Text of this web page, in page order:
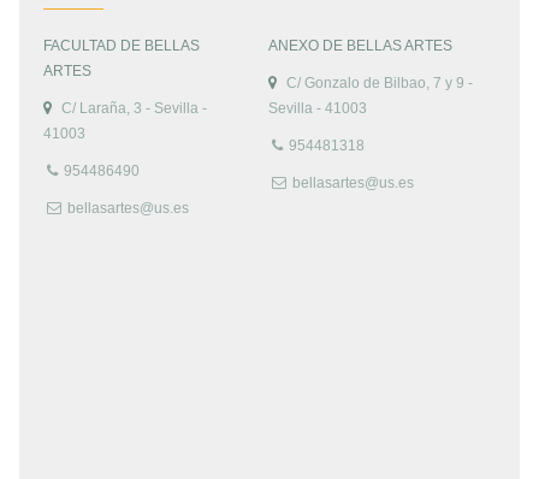
FACULTAD DE BELLAS
ARTES
C/ Laraña, 3 - Sevilla -
41003
954486490
bellasartes@us.es
ANEXO DE BELLAS ARTES
C/ Gonzalo de Bilbao, 7 y 9 -
Sevilla - 41003
954481318
bellasartes@us.es